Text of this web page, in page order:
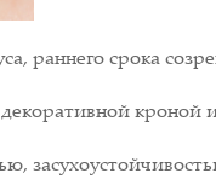
раннего срока